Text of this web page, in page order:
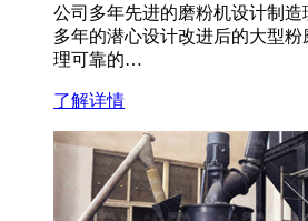
公司多年先进的磨粉机设计制
多年的潜心设计改进后的大型
理可靠的…
了解详情